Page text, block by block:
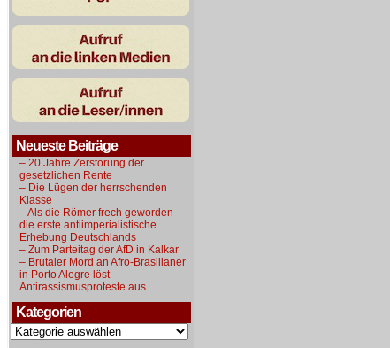
Neueste Beiträge
– 20 Jahre Zerstörung der
gesetzlichen Rente
– Die Lügen der herrschenden
Klasse
– Als die Römer frech geworden –
die erste antiimperialistische
Erhebung Deutschlands
– Zum Parteitag der AfD in Kalkar
– Brutaler Mord an Afro-Brasilianer
in Porto Alegre löst
Antirassismusproteste aus
Kategorien
Kategorien